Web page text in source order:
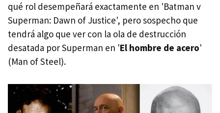
qué rol desempeñará exactamente en 'Batman v
Superman: Dawn of Justice', pero sospecho que
tendrá algo que ver con la ola de destrucción
desatada por Superman en 'El hombre de acero'
(Man of Steel).